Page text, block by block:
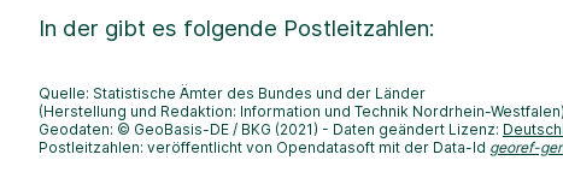
In der gibt es folgende Postleitzahlen:
Quelle: Statistische Ämter des Bundes und der Länder
(Herstellung und Redaktion: Information und Technik Nordrhein-
Geodaten: © GeoBasis-DE / BKG (2021) - Daten geändert Lizenz:
Postleitzahlen: veröffentlicht von Opendatasoft mit der Data-Id georef-